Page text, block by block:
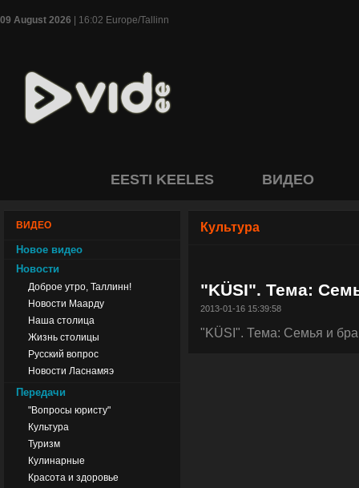
09 August 2026 | 16:02 Europe/Tallinn
EESTI KEELES ВИДЕО
ВИДЕО
Новое видео
Новости
Доброе утро, Таллинн!
Новости Маарду
Наша столица
Жизнь столицы
Русский вопрос
Новости Ласнамяэ
Передачи
"Вопросы юристу"
Культура
Туризм
Кулинарные
Красота и здоровье
Культура
"KÜSI". Тема:
2013-01-16 15:39:58
"KÜSI". Тема: Семья и